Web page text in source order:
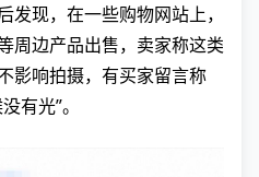
现，在一些购物网站上，
周边产品出售，卖家称这类
影响拍摄，有买家留言称
有光”。